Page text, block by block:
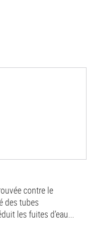
contre le
des tubes
les fuites d’eau...